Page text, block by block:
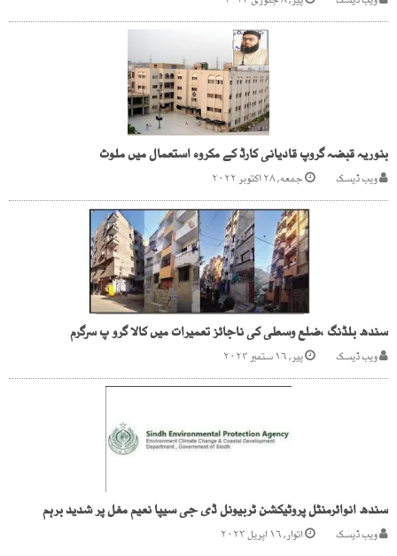
بنوریہ قبضہ گروپ قادیانی کارڈ کے مکروہ استعمال میں ملوث
ویب ڈیسک جمعه, ۲۸ اکتوبر ۲۰۲۲
سندھ بلڈنگ ،ضلع وسطی کی ناجائز تعمیرات میں کالا گرو پ سرگرم
ویب ڈیسک پیر, ۱۶ ستمبر ۲۰۲۴
سندھ انوائرمنٹل پروٹیکشن ٹربیونل ڈی جی سیپا نعیم مغل پر شدید برہم
ویب ڈیسک اتوار, ۱۶ اپریل ۲۰۲۳